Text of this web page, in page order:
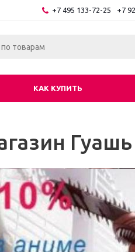
+7 495 133-72-25 +7
КАК КУПИТЬ
Гуашь